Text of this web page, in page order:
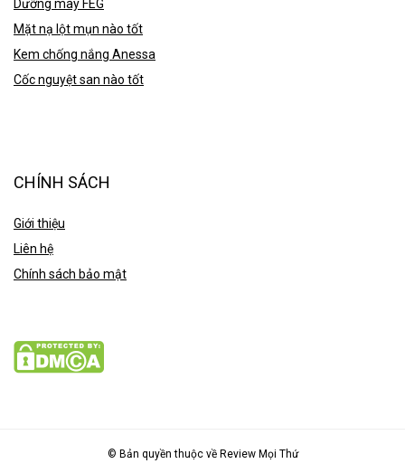
Dưỡng mày FEG
Mặt nạ lột mụn nào tốt
Kem chống nắng Anessa
Cốc nguyệt san nào tốt
CHÍNH SÁCH
Giới thiệu
Liên hệ
Chính sách bảo mật
© Bản quyền thuộc về Review Mọi Thứ